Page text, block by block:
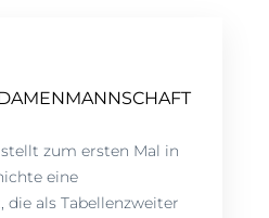
zum ersten Mal in
eine
als Tabellenzweiter